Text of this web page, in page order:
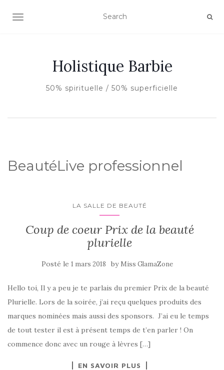
AFFICHER/MASQUER LA NAVIGATION
Holistique Barbie
50% spirituelle / 50% superficielle
BeautéLive professionnel
LA SALLE DE BEAUTÉ
Coup de coeur Prix de la beauté
plurielle
Posté le 1 mars 2018 by Miss GlamaZone
Hello toi, Il y a peu je te parlais du premier Prix de la beauté
Plurielle. Lors de la soirée, j’ai reçu quelques produits des
marques nominées mais aussi des sponsors. J’ai eu le temps
de tout tester il est à présent temps de t’en parler ! On
commence donc avec un rouge à lèvres […]
EN SAVOIR PLUS